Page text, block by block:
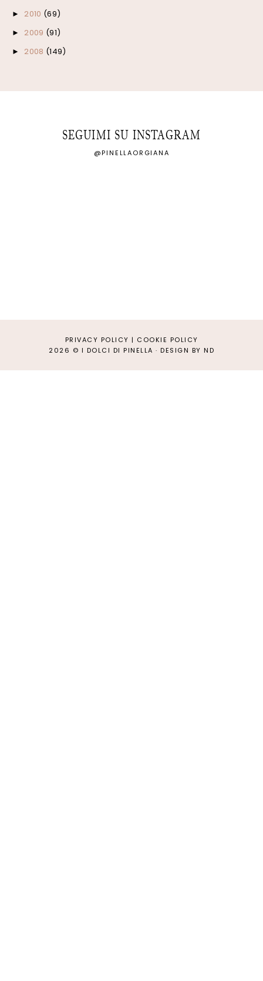
► 2010 (69)
► 2009 (91)
► 2008 (149)
SEGUIMI SU INSTAGRAM
@PINELLAORGIANA
PRIVACY POLICY | COOKIE POLICY
2026 © I DOLCI DI PINELLA · DESIGN BY ND